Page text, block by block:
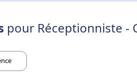
pour Réceptionniste -